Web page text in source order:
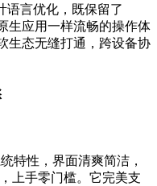
语言优化，既保留了
生应用一样流畅的操作体
生态无缝打通，跨设备协
特性，界面清爽简洁，
上手零门槛。它完美支